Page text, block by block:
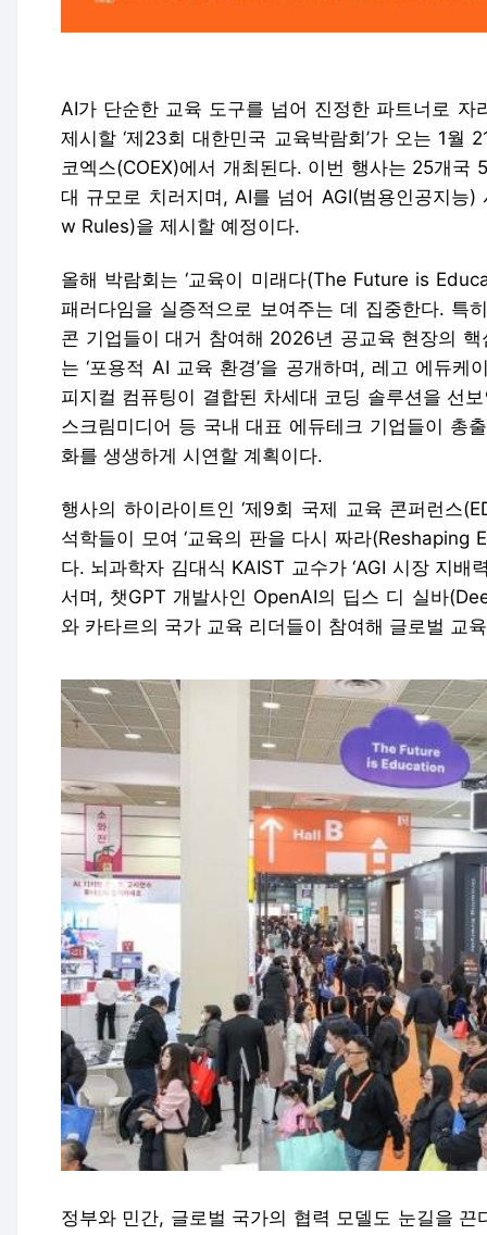
AI가 단순한 교육 도구를 넘어 진정한 파트너로
제시할 ‘제23회 대한민국 교육박람회’가 오는 1월
코엑스(COEX)에서 개최된다. 이번 행사는 25개국
대 규모로 치러지며, AI를 넘어 AGI(범용인공지능
w Rules)을 제시할 예정이다.
올해 박람회는 ‘교육이 미래다(The Future is
패러다임을 실증적으로 보여주는 데 집중한다. 특
콘 기업들이 대거 참여해 2026년 공교육 현장의
는 ‘포용적 AI 교육 환경’을 공개하며, 레고 에듀
피지컬 컴퓨팅이 결합된 차세대 코딩 솔루션을 선
스크림미디어 등 국내 대표 에듀테크 기업들이 총
화를 생생하게 시연할 계획이다.
행사의 하이라이트인 ‘제9회 국제 교육 콘퍼런스
석학들이 모여 ‘교육의 판을 다시 짜라(Reshaping
다. 뇌과학자 김대식 KAIST 교수가 ‘AGI 시장 지배
서며, 챗GPT 개발사인 OpenAI의 딥스 디 실바
와 카타르의 국가 교육 리더들이 참여해 글로벌 교
정부와 민간, 글로벌 국가의 협력 모델도 눈길을